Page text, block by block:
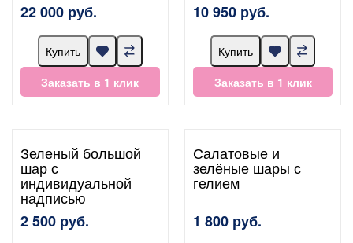
22 000 руб.
Купить
Заказать в 1 клик
10 950 руб.
Купить
Заказать в 1 клик
Зеленый большой
шар с
индивидуальной
надписью
2 500 руб.
Салатовые и
зелёные шары с
гелием
1 800 руб.